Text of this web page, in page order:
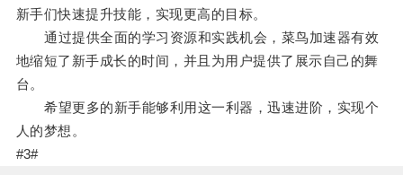
新手们快速提升技能，实现更高的目标。
通过提供全面的学习资源和实践机会，菜鸟加速器有效
地缩短了新手成长的时间，并且为用户提供了展示自己的舞
台。
希望更多的新手能够利用这一利器，迅速进阶，实现个
人的梦想。
#3#